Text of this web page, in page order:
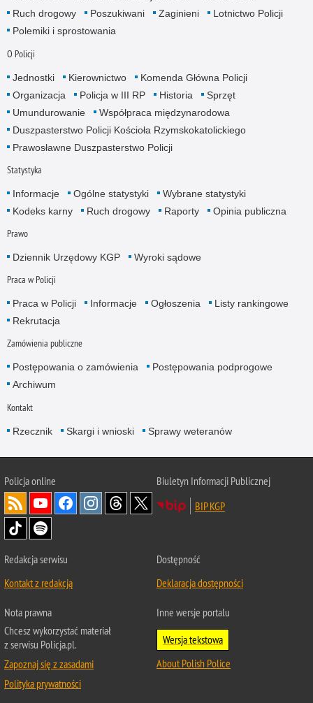
Ruch drogowy
Poszukiwani Zaginieni
Lotnictwo Policji
Polemiki i sprostowania
O Policji
Jednostki Kierownictwo
Komenda Główna Policji
Organizacja
Policja w III RP Historia
Sprzęt
Umundurowanie
Współpraca międzynarodowa
Duszpasterstwo Policji Kościoła Rzymskokatolickiego
Prawosławne Duszpasterstwo Policji
Statystyka
Informacje Ogólne statystyki
Wybrane statystyki
Kodeks karny
Ruch drogowy Raporty Opinia publiczna
Prawo
Dziennik Urzędowy KGP Wyroki sądowe
Praca w Policji
Praca w Policji Informacje Ogłoszenia
Listy rankingowe
Rekrutacja
Zamówienia publiczne
Postępowania o zamówienia
Postępowania podprogowe
Archiwum
Kontakt
Rzecznik Skargi i wnioski Sprawy weteranów
Policjaonline
Biuletyn Informacji Publicznej
BIP KGP
Redakcja serwisu
Kontakt z redakcją
Dostępność
Deklaracja dostępności
Nota prawna
Chcesz wykorzystać materiał
z serwisu Policja.pl.
Zapoznaj się z zasadami
Polityka prywatności
Inne wersje portalu
Wersja tekstowa
About Polish Police